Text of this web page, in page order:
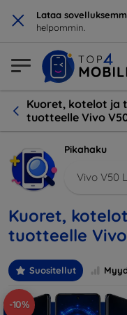
× Lataa
helpommin.
Kuoret, kotelot ja
tuotteelle Vivo
Pikahaku
Vivo V50
Kuoret,
tuotteelle
Suositellut
-10%